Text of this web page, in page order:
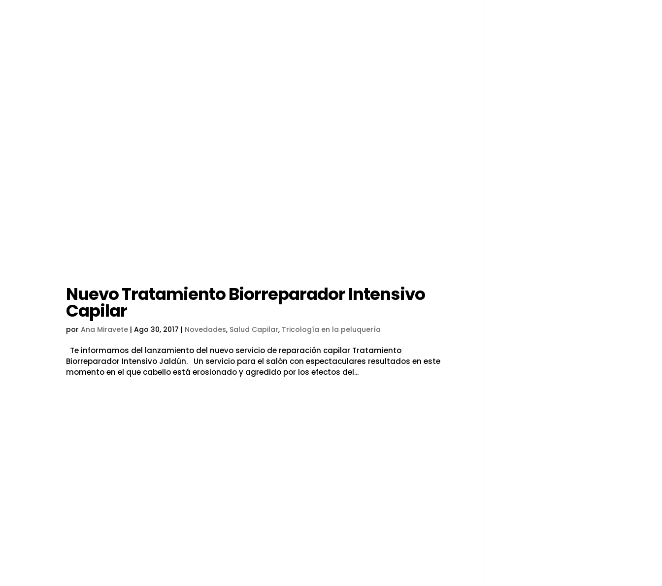
Nuevo Tratamiento Biorreparador Intensivo
Capilar
porAna Miravete |Ago 30, 2017 | Novedades, Salud Capilar, Tricología en la peluquería
Te informamos del lanzamiento del nuevo servicio de reparación capilar Tratamiento
Biorreparador Intensivo Jaldún. Un servicio para el salón con espectaculares resultados en este
momento en el que cabello está erosionado y agredido por los efectos del...